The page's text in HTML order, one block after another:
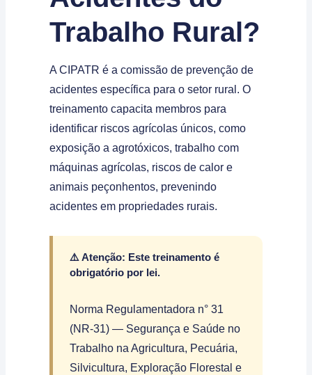
Trabalho Rural?
A CIPATR é a comissão de prevenção de
acidentes específica para o setor rural. O
treinamento capacita membros para
identificar riscos agrícolas únicos, como
exposição a agrotóxicos, trabalho com
máquinas agrícolas, riscos de calor e
animais peçonhentos, prevenindo
acidentes em propriedades rurais.
⚠️ Atenção: Este treinamento é
obrigatório por lei.
Norma Regulamentadora n° 31
(NR-31) — Segurança e Saúde no
Trabalho na Agricultura, Pecuária,
Silvicultura, Exploração Florestal e